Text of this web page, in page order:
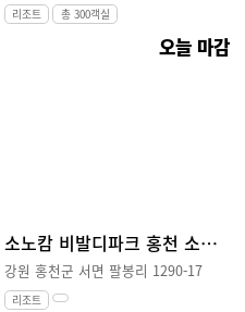
리조트 총 300객실
오늘 마감
소노캄 비발디파크 홍천 소노호텔앤리조트
강원 홍천군 서면 팔봉리 1290-17
리조트